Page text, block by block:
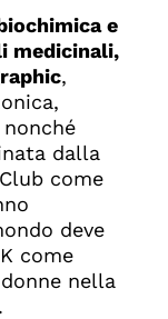
e
medicinali,
,
dalla
come
deve
come
nella